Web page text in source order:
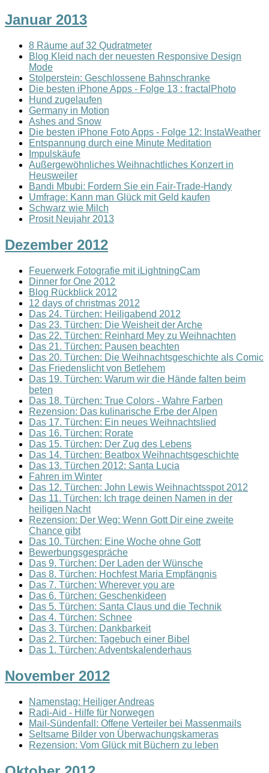
Januar 2013
8 Räume auf 32 Qudratmeter
Blog Kleid nach der neuesten Responsive Design
Mode
Stolperstein: Geschlossene Bahnschranke
Die besten iPhone Apps - Folge 13 : fractalPhoto
Hund zugelaufen
Germany in Motion
Ashes and Snow
Die besten iPhone Foto Apps - Folge 12: InstaWeather
Entspannung durch eine Minute Meditation
Impulskäufe
Außergewöhnliches Weihnachtliches Konzert in
Heusweiler
Bandi Mbubi: Fordern Sie ein Fair-Trade-Handy
Umfrage: Kann man Glück mit Geld kaufen
Schwarz wie Milch
Prosit Neujahr 2013
Dezember 2012
Feuerwerk Fotografie mit iLightningCam
Dinner for One 2012
Blog Rückblick 2012
12 days of christmas 2012
Das 24. Türchen: Heiligabend 2012
Das 23. Türchen: Die Weisheit der Arche
Das 22. Türchen: Reinhard Mey zu Weihnachten
Das 21. Türchen: Pausen beachten
Das 20. Türchen: Die Weihnachtsgeschichte als Comic
Das Friedenslicht von Betlehem
Das 19. Türchen: Warum wir die Hände falten beim
beten
Das 18. Türchen: True Colors - Wahre Farben
Rezension: Das kulinarische Erbe der Alpen
Das 17. Türchen: Ein neues Weihnachtslied
Das 16. Türchen: Rorate
Das 15. Türchen: Der Zug des Lebens
Das 14. Türchen: Beatbox Weihnachtsgeschichte
Das 13. Türchen 2012: Santa Lucia
Fahren im Winter
Das 12. Türchen: John Lewis Weihnachtsspot 2012
Das 11. Türchen: Ich trage deinen Namen in der
heiligen Nacht
Rezension: Der Weg: Wenn Gott Dir eine zweite
Chance gibt
Das 10. Türchen: Eine Woche ohne Gott
Bewerbungsgespräche
Das 9. Türchen: Der Laden der Wünsche
Das 8. Türchen: Hochfest Maria Empfängnis
Das 7. Türchen: Wherever you are
Das 6. Türchen: Geschenkideen
Das 5. Türchen: Santa Claus und die Technik
Das 4. Türchen: Schnee
Das 3. Türchen: Dankbarkeit
Das 2. Türchen: Tagebuch einer Bibel
Das 1. Türchen: Adventskalenderhaus
November 2012
Namenstag: Heiliger Andreas
Radi-Aid - Hilfe für Norwegen
Mail-Sündenfall: Offene Verteiler bei Massenmails
Seltsame Bilder von Überwachungskameras
Rezension: Vom Glück mit Büchern zu leben